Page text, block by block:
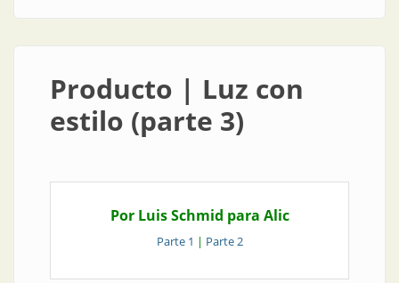
Producto | Luz con
estilo (parte 3)
Por Luis Schmid para Alic
Parte 1 | Parte 2